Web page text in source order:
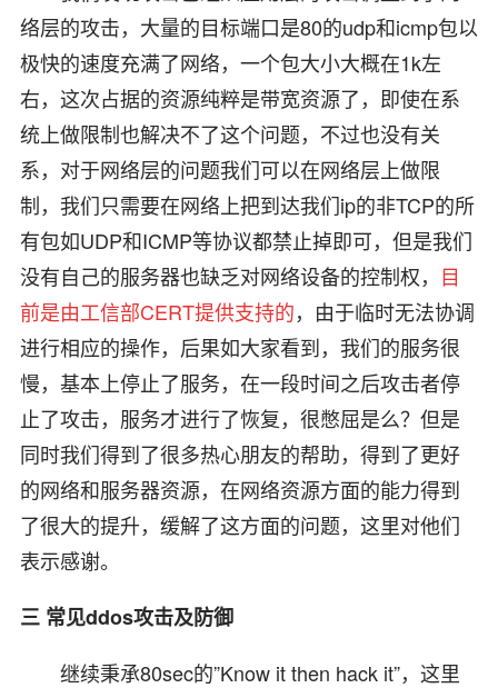
络层的攻击，大量的目标端口是80的udp和icmp包以
极快的速度充满了网络，一个包大小大概在1k左
右，这次占据的资源纯粹是带宽资源了，即使在系
统上做限制也解决不了这个问题，不过也没有关
系，对于网络层的问题我们可以在网络层上做限
制，我们只需要在网络上把到达我们ip的非TCP的所
有包如UDP和ICMP等协议都禁止掉即可，但是我们
没有自己的服务器也缺乏对网络设备的控制权， 目
前是由工信部CERT提供支持的，由于临时无法协调
进行相应的操作，后果如大家看到，我们的服务很
慢，基本上停止了服务，在一段时间之后攻击者停
止了攻击，服务才进行了恢复，很憋屈是么？但是
同时我们得到了很多热心朋友的帮助，得到了更好
的网络和服务器资源，在网络资源方面的能力得到
了很大的提升，缓解了这方面的问题，这里对他们
表示感谢。
三 常见ddos攻击及防御
继续秉承80sec的”Know it then hack it”，这里